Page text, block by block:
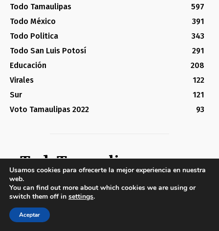
Todo Tamaulipas
597
Todo México
391
Todo Politica
343
Todo San Luis Potosí
291
Educación
208
Virales
122
Sur
121
Voto Tamaulipas 2022
93
TodoTamaulipas
NUESTRO ESTADO ES CHINGON, HAGAMOSLO SABER AL MUNDO
De que trata nuestro Portal
Somos orgullosamente Tamaulipecos y sabemos de la
Usamos cookies para ofrecerte la mejor experiencia en nuestra
web.
You can find out more about which cookies we are using or
switch them off in settings.
Aceptar